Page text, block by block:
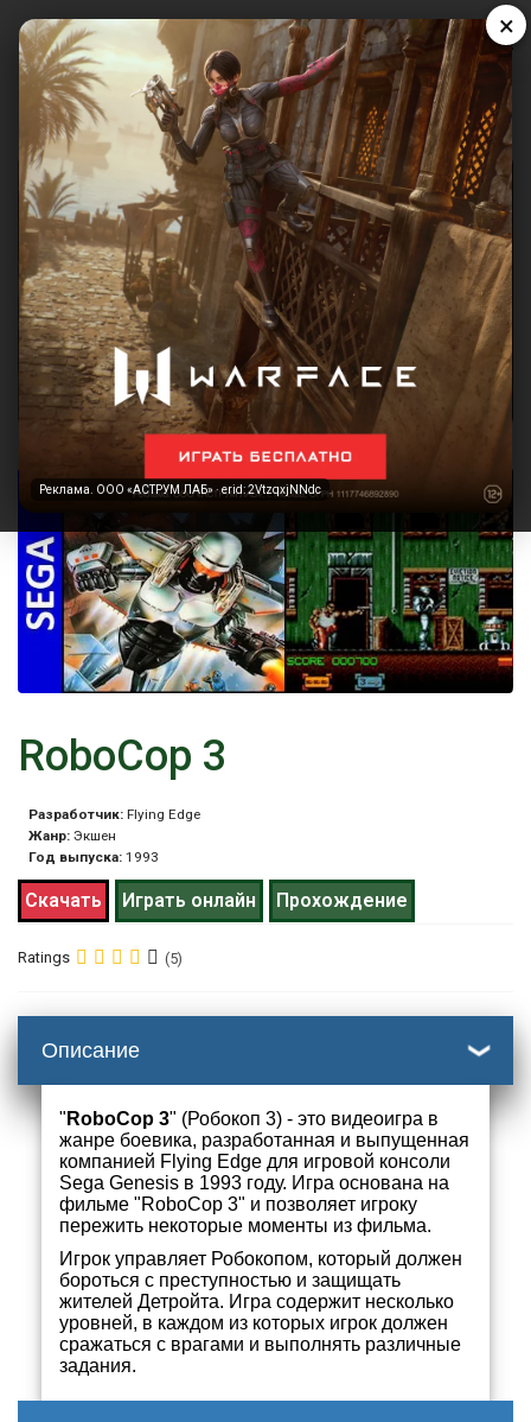
×
Реклама. ООО «АСТРУМ ЛАБ» · erid: 2VtzqxjNNdc
Реклама. ООО «АСТРУМ ЛАБ» · erid: 2VtzqxjNNdc
RoboCop 3
Разработчик: Flying Edge
Жанр: Экшен
Год выпуска: 1993
Скачать Играть онлайн Прохождение
Ratings (5)
Описание
" RoboCop 3" (Робокоп 3) - это видеоигра в
жанре боевика, разработанная и выпущенная
компанией Flying Edge для игровой консоли
Sega Genesis в 1993 году. Игра основана на
фильме "RoboCop 3" и позволяет игроку
пережить некоторые моменты из фильма.
Игрок управляет Робокопом, который должен
бороться с преступностью и защищать
жителей Детройта. Игра содержит несколько
уровней, в каждом из которых игрок должен
сражаться с врагами и выполнять различные
задания.